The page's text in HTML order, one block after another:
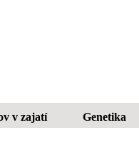
v zajatí Genetika